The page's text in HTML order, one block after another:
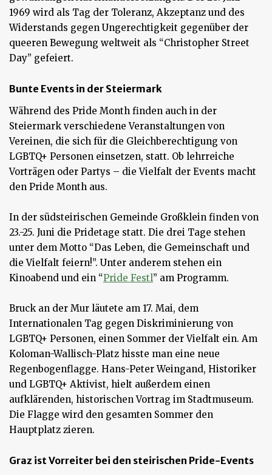
1969 wird als Tag der Toleranz, Akzeptanz und des
Widerstands gegen Ungerechtigkeit gegenüber der
queeren Bewegung weltweit als “Christopher Street
Day” gefeiert.
Bunte Events in der Steiermark
Während des Pride Month finden auch in der
Steiermark verschiedene Veranstaltungen von
Vereinen, die sich für die Gleichberechtigung von
LGBTQ+ Personen einsetzen, statt. Ob lehrreiche
Vorträgen oder Partys – die Vielfalt der Events macht
den Pride Month aus.
In der südsteirischen Gemeinde Großklein finden von
23.-25. Juni die Pridetage statt. Die drei Tage stehen
unter dem Motto “Das Leben, die Gemeinschaft und
die Vielfalt feiern!”. Unter anderem stehen ein
Kinoabend und ein “Pride Festl” am Programm.
Bruck an der Mur läutete am 17. Mai, dem
Internationalen Tag gegen Diskriminierung von
LGBTQ+ Personen, einen Sommer der Vielfalt ein. Am
Koloman-Wallisch-Platz hisste man eine neue
Regenbogenflagge. Hans-Peter Weingand, Historiker
und LGBTQ+ Aktivist, hielt außerdem einen
aufklärenden, historischen Vortrag im Stadtmuseum.
Die Flagge wird den gesamten Sommer den
Hauptplatz zieren.
Graz ist Vorreiter bei den steirischen Pride-Events